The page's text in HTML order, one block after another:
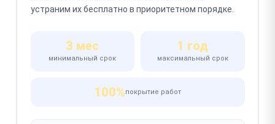
устраним их бесплатно в приоритетном порядке.
3 мес
минимальный срок
1 год
максимальный срок
100%покрытие работ